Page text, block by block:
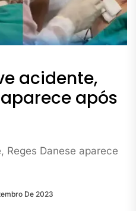
acidente,
após
Reges Danese aparece
De 2023